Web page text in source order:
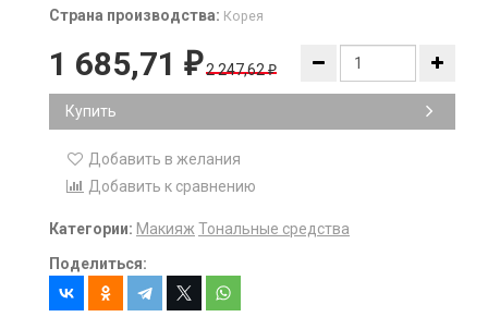
Страна производства: Корея
1 685,71 ₽2 247,62₽
Купить
Добавить в желания
Добавить к сравнению
Категории: Макияж Тональные средства
Поделиться: